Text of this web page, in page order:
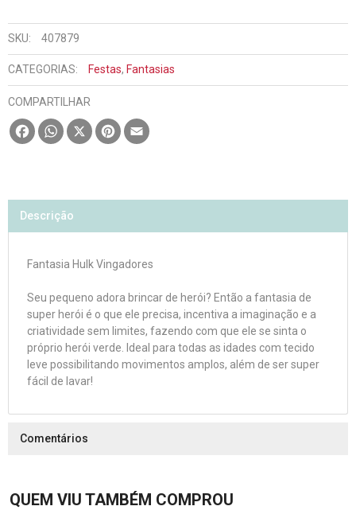
SKU: 407879
CATEGORIAS: Festas, Fantasias
COMPARTILHAR
FacebookWhatsApp
X Pinterest
Descrição
Fantasia Hulk Vingadores
Seu pequeno adora brincar de herói? Então a fantasia de
super herói é o que ele precisa, incentiva a imaginação e a
criatividade sem limites, fazendo com que ele se sinta o
próprio herói verde. Ideal para todas as idades com tecido
leve possibilitando movimentos amplos, além de ser super
fácil de lavar!
Comentários
QUEM VIU TAMBÉM COMPROU